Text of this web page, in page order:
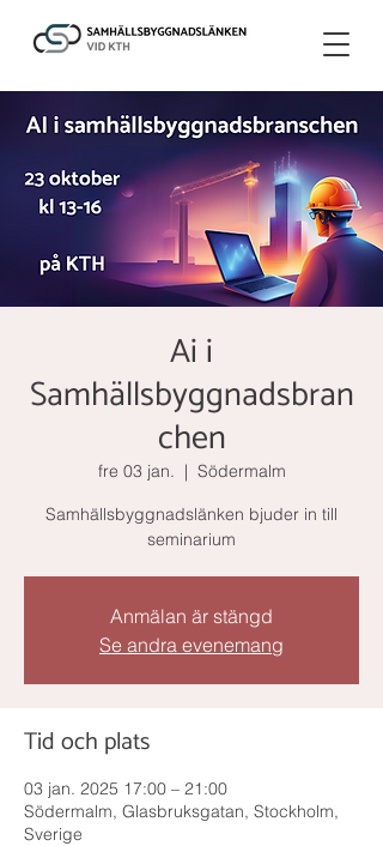
Ai i
Samhällsbyggnadsbran
chen
fre 03 jan.
  |
Södermalm
Samhällsbyggnadslänken bjuder in till
seminarium
Anmälan är stängd
Se andra evenemang
Tid och plats
03 jan. 2025 17:00 – 21:00
Södermalm, Glasbruksgatan, Stockholm,
Sverige